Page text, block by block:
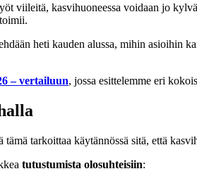
viileitä, kasvihuoneessa voidaan jo
heti kauden alussa, mihin
– vertailuun, jossa esittelemme eri
tarkoittaa käytännössä sitä, että
tutustumista olosuhteisiin: